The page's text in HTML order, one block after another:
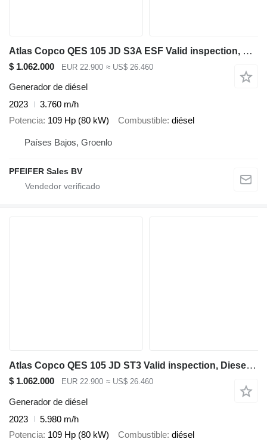
Atlas Copco QES 105 JD S3A ESF Valid inspection, Diesel, 105 k
$ 1.062.000 EUR 22.900 ≈ US$ 26.460
Generador de diésel
2023
3.760 m/h
Potencia 109 Hp (80 kW) Combustible diésel
Países Bajos, Groenlo
PFEIFER Sales BV
Atlas Copco QES 105 JD ST3 Valid inspection, Diesel, 105 kVA
$ 1.062.000 EUR 22.900 ≈ US$ 26.460
Generador de diésel
2023
5.980 m/h
Potencia 109 Hp (80 kW) Combustible diésel